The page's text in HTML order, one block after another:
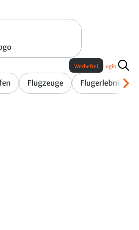
Flugzeuge Flugerlebnis
Werbefrei Login